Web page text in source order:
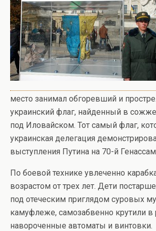
место занимал обгоревший и
украинский флаг, найденный в
под Иловайском. Тот самый флаг,
украинская делегация
выступления Путина на 70-й
По боевой технике увлеченно
возрастом от трех лет. Дети
под отеческим приглядом суровых
камуфлеже, самозабвенно крутили в
навороченные автоматы и винтовки.